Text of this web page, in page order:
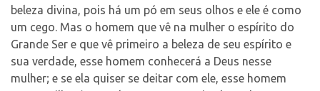
beleza divina, pois há um pó em seus olhos e ele é como
um cego. Mas o homem que vê na mulher o espírito do
Grande Ser e que vê primeiro a beleza de seu espírito e
sua verdade, esse homem conhecerá a Deus nesse
mulher; e se ela quiser se deitar com ele, esse homem